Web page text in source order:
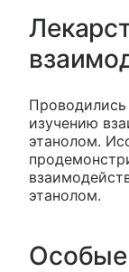
Проводились
изучению
этанолом.
этанолом.
Особые